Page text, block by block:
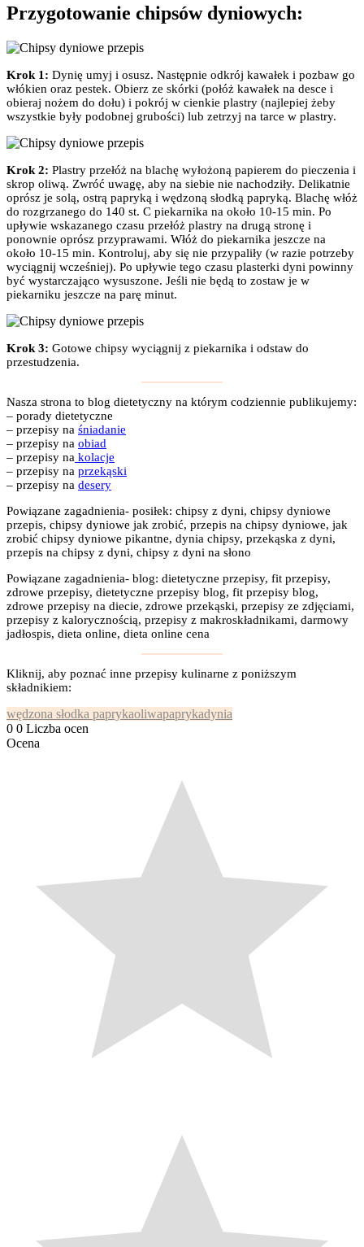
Przygotowanie chipsów dyniowych:
Krok 1: Dynię umyj i osusz. Następnie odkrój kawałek i pozbaw go
włókien oraz pestek. Obierz ze skórki (połóż kawałek na desce i
obieraj nożem do dołu) i pokrój w cienkie plastry (najlepiej żeby
wszystkie były podobnej grubości) lub zetrzyj na tarce w plastry.
Krok 2: Plastry przełóż na blachę wyłożoną papierem do pieczenia i
skrop oliwą. Zwróć uwagę, aby na siebie nie nachodziły. Delikatnie
oprósz je solą, ostrą papryką i wędzoną słodką papryką. Blachę włóż
do rozgrzanego do 140 st. C piekarnika na około 10-15 min. Po
upływie wskazanego czasu przełóż plastry na drugą stronę i
ponownie oprósz przyprawami. Włóż do piekarnika jeszcze na
około 10-15 min. Kontroluj, aby się nie przypaliły (w razie potrzeby
wyciągnij wcześniej). Po upływie tego czasu plasterki dyni powinny
być wystarczająco wysuszone. Jeśli nie będą to zostaw je w
piekarniku jeszcze na parę minut.
Krok 3: Gotowe chipsy wyciągnij z piekarnika i odstaw do
przestudzenia.
Nasza strona to blog dietetyczny na którym codziennie publikujemy:
– porady dietetyczne
– przepisy na śniadanie
– przepisy na obiad
– przepisy na kolacje
– przepisy na przekąski
– przepisy na desery
Powiązane zagadnienia- posiłek: chipsy z dyni, chipsy dyniowe
przepis, chipsy dyniowe jak zrobić, przepis na chipsy dyniowe, jak
zrobić chipsy dyniowe pikantne, dynia chipsy, przekąska z dyni,
przepis na chipsy z dyni, chipsy z dyni na słono
Powiązane zagadnienia- blog: dietetyczne przepisy, fit przepisy,
zdrowe przepisy, dietetyczne przepisy blog, fit przepisy blog,
zdrowe przepisy na diecie, zdrowe przekąski, przepisy ze zdjęciami,
przepisy z kalorycznością, przepisy z makroskładnikami, darmowy
jadłospis, dieta online, dieta online cena
Kliknij, aby poznać inne przepisy kulinarne z poniższym
składnikiem:
wędzona słodka paprykaoliwapaprykadynia
0 0 Liczba ocen
Ocena